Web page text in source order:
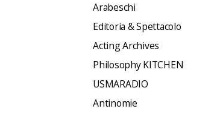
Arabeschi
Editoria & Spettacolo
Acting Archives
Philosophy KITCHEN
USMARADIO
Antinomie